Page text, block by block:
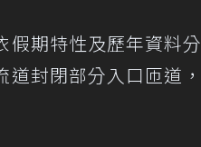
假期特性及歷年資料分
封閉部分入口匝道，